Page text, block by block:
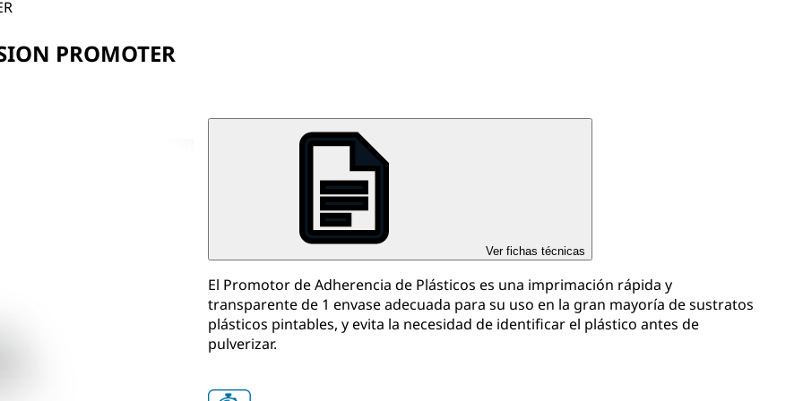
PROMOTER
Ver fichas técnicas
El Promotor de Adherencia de Plásticos es una imprimación rápida y
transparente de 1 envase adecuada para su uso en la gran mayoría de sustratos
plásticos pintables, y evita la necesidad de identificar el plástico antes de
pulverizar.